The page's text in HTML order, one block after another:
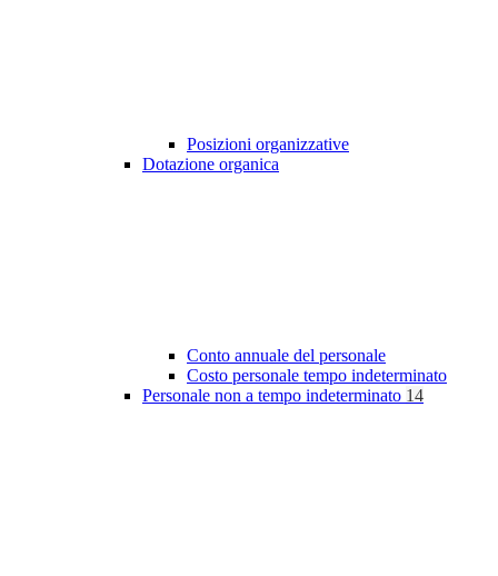
Posizioni organizzative
Dotazione organica
Conto annuale del personale
Costo personale tempo indeterminato
Personale non a tempo indeterminato 14